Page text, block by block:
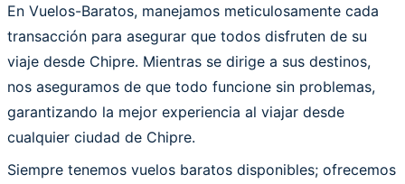
En Vuelos-Baratos, manejamos meticulosamente cada
transacción para asegurar que todos disfruten de su
viaje desde Chipre. Mientras se dirige a sus destinos,
nos aseguramos de que todo funcione sin problemas,
garantizando la mejor experiencia al viajar desde
cualquier ciudad de Chipre.
Siempre tenemos vuelos baratos disponibles; ofrecemos